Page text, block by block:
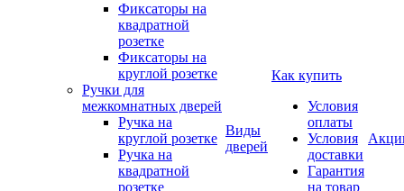
Фиксаторы на
квадратной
розетке
Фиксаторы на
круглой розетке
Ручки для
межкомнатных дверей
Ручка на
круглой розетке
Ручка на
квадратной
розетке
Виды
дверей
Как купить
Условия
оплаты
Условия
доставки
Гарантия
на товар